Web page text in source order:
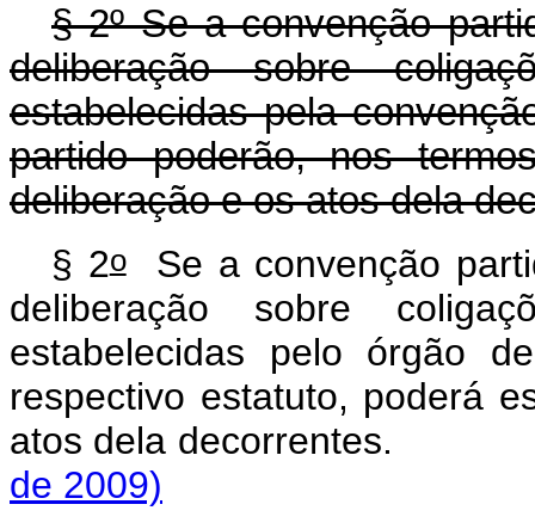
§ 2º Se a convenção
deliberação sobre
estabelecidas pela
partido poderão, nos
deliberação e os atos dela
§ 2oSe a convenção
deliberação sobre
estabelecidas pelo órgão
respectivo estatuto, poderá
atos dela
de 2009)